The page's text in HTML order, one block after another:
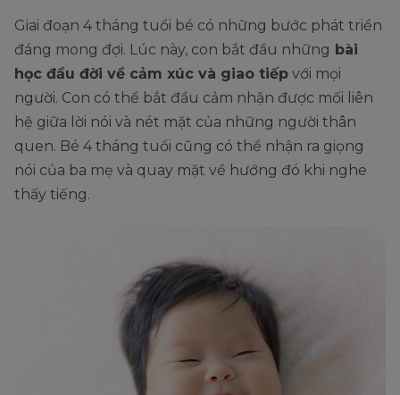
Giai đoạn 4 tháng tuổi bé có những bước phát triển
đáng mong đợi. Lúc này, con bắt đầu những bài
học đầu đời về cảm xúc và giao tiếp với mọi
người. Con có thể bắt đầu cảm nhận được mối liên
hệ giữa lời nói và nét mặt của những người thân
quen. Bé 4 tháng tuổi cũng có thể nhận ra giọng
nói của ba mẹ và quay mặt về hướng đó khi nghe
thấy tiếng.